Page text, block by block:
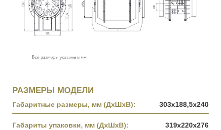
РАЗМЕРЫ МОДЕЛИ
Габаритные размеры, мм (ДхШхВ): 303х188,5х240
Габариты упаковки, мм (ДхШхВ): 319х220х276